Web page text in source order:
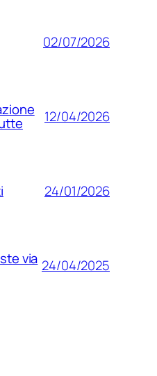
02/07/2026
12/04/2026
24/01/2026
via 24/04/2025